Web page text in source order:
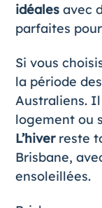
idéalesavec
parfaites
Si vous
la période
Australiens.
logement ou
L’hiverreste
Brisbane,
ensoleillées.